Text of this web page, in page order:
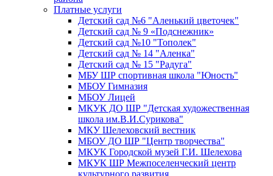
Платные услуги
Детский сад №6 "Аленький цветочек"
Детский сад № 9 «Подснежник»
Детский сад №10 "Тополек"
Детский сад № 14 "Аленка"
Детский сад № 15 "Радуга"
МБУ ШР спортивная школа "Юность"
МБОУ Гимназия
МБОУ Лицей
МКУК ДО ШР "Детская художественная
школа им.В.И.Сурикова"
МКУ Шелеховский вестник
МБОУ ДО ШР "Центр творчества"
МКУК Городской музей Г.И. Шелехова
МКУК ШР Межпоселенческий центр
культурного развития